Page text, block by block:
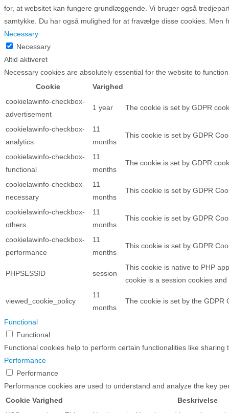
for, at websitet kan fungere grundlæggende. Vi bruger også
samtykke. Du har også mulighed for at fravælge disse cookies. Men
Necessary
Necessary
Altid aktiveret
Necessary cookies are absolutely essential for the website to
Cookie
Varighed
cookielawinfo-checkbox-
advertisement
1 year The cookie is set by GDPR
cookielawinfo-checkbox-
analytics
11
months
This cookie is set by GDPR
cookielawinfo-checkbox-
functional
11
months
The cookie is set by GDPR
cookielawinfo-checkbox-
necessary
11
months
This cookie is set by GDPR
cookielawinfo-checkbox-
others
11
months
This cookie is set by GDPR
cookielawinfo-checkbox-
performance
11
months
This cookie is set by GDPR
PHPSESSID session
This cookie is native to PHP
cookie is a session cookies
viewed_cookie_policy
11
months
The cookie is set by the GDPR
Functional
Functional
Functional cookies help to perform certain functionalities like
Performance
Performance
Performance cookies are used to understand and analyze the key
Cookie Varighed
Beskrivelse